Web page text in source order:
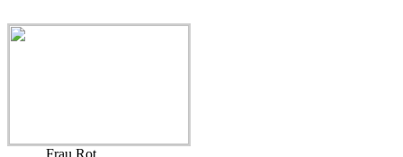
Frau Rot